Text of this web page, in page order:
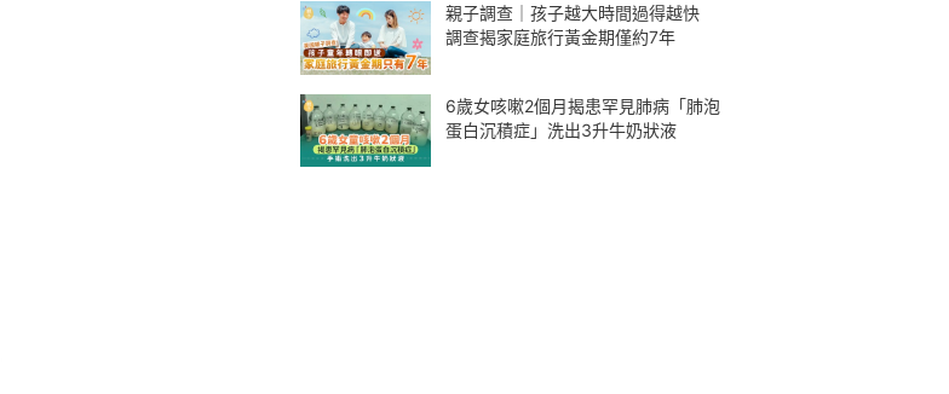
親子調查｜孩子越大時間過得越快
調查揭家庭旅行黃金期僅約7年
6歲女咳嗽2個月揭患罕見肺病「肺泡
蛋白沉積症」洗出3升牛奶狀液